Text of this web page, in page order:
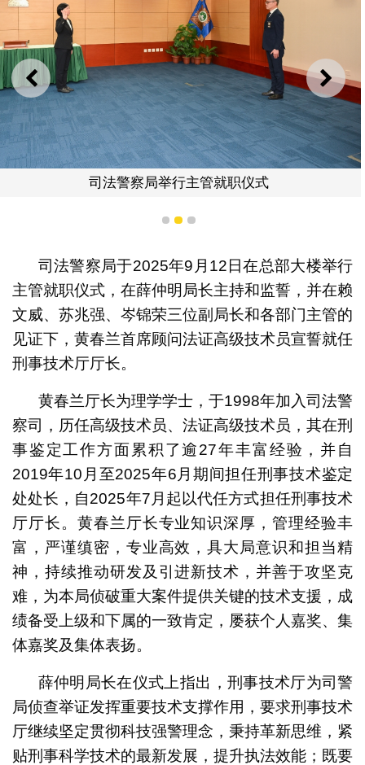
上一则 下一
1 2 3
司法警察局于2025年9月12日在总部大楼举行
主管就职仪式，在薛仲明局长主持和监誓，并在赖
文威、苏兆强、岑锦荣三位副局长和各部门主管的
见证下，黄春兰首席顾问法证高级技术员宣誓就任
刑事技术厅厅长。
黄春兰厅长为理学学士，于1998年加入司法警
察司，历任高级技术员、法证高级技术员，其在刑
事鉴定工作方面累积了逾27年丰富经验，并自
2019年10月至2025年6月期间担任刑事技术鉴定
处处长，自2025年7月起以代任方式担任刑事技术
厅厅长。黄春兰厅长专业知识深厚，管理经验丰
富，严谨缜密，专业高效，具大局意识和担当精
神，持续推动研发及引进新技术，并善于攻坚克
难，为本局侦破重大案件提供关键的技术支援，成
绩备受上级和下属的一致肯定，屡获个人嘉奖、集
体嘉奖及集体表扬。
薛仲明局长在仪式上指出，刑事技术厅为司警
局侦查举证发挥重要技术支撑作用，要求刑事技术
厅继续坚定贯彻科技强警理念，秉持革新思维，紧
贴刑事科学技术的最新发展，提升执法效能；既要